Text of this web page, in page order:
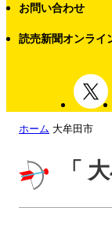
お問い合わせ
読売新聞オンライ
ホーム 大牟田市
「